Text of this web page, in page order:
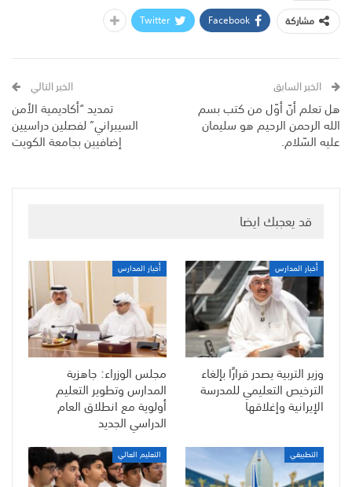
مشاركة
Facebook
Twitter
الخبر السابق
هل تعلم أنّ أوّل من كتب بسم
الله الرحمن الرحيم هو سليمان
عليه السّلام.
الخبر التالي
تمديد “أكاديمية الأمن
السيبراني” لفصلين دراسيين
إضافيين بجامعة الكويت
قد يعجبك ايضا
أخبار المدارس
وزير التربية يصدر قرارًا بإلغاء
الترخيص التعليمي للمدرسة
الإيرانية وإغلاقها
أخبار المدارس
مجلس الوزراء: جاهزية
المدارس وتطوير التعليم
أولوية مع انطلاق العام
الدراسي الجديد
التطبيقي التعليم العالي